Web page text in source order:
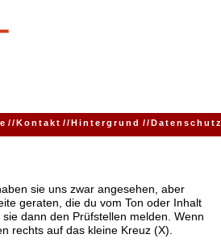
//Kontakt //Hintergrund //Datenschutz
sie uns zwar angesehen, aber
geraten, die du vom Ton oder Inhalt
dann den Prüfstellen melden. Wenn
rechts auf das kleine Kreuz (X).